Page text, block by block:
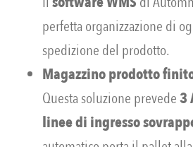
perfetta organizzazione di
spedizione del prodotto.
Magazzino prodotto
Questa soluzione prevede3
linee di ingresso